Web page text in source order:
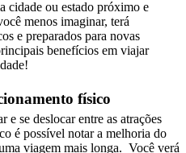
cidade ou estado próximo e
menos imaginar, terá
e preparados para novas
benefícios em viajar
físico
e se deslocar entre as atrações
é possível notar a melhoria do
viagem mais longa. Você verá